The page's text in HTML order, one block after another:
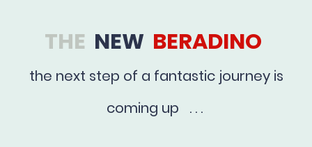
THE NEW BERADINO
the next step of a fantastic journey is
coming up . . .